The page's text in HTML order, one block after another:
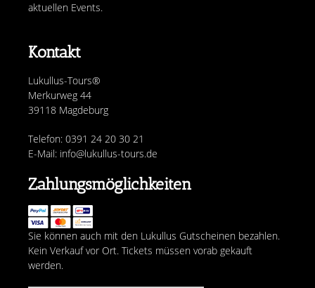
Kontakt
Lukullus-Tours®
Merkurweg 44
39118 Magdeburg
Telefon: 0391 24 20 30 21
E-Mail: info@lukullus-tours.de
aktuellen Events.
Zahlungsmöglichkeiten
Sie können auch mit den Lukullus Gutscheinen bezahlen.
Kein Verkauf vor Ort. Tickets müssen vorab gekauft
werden.